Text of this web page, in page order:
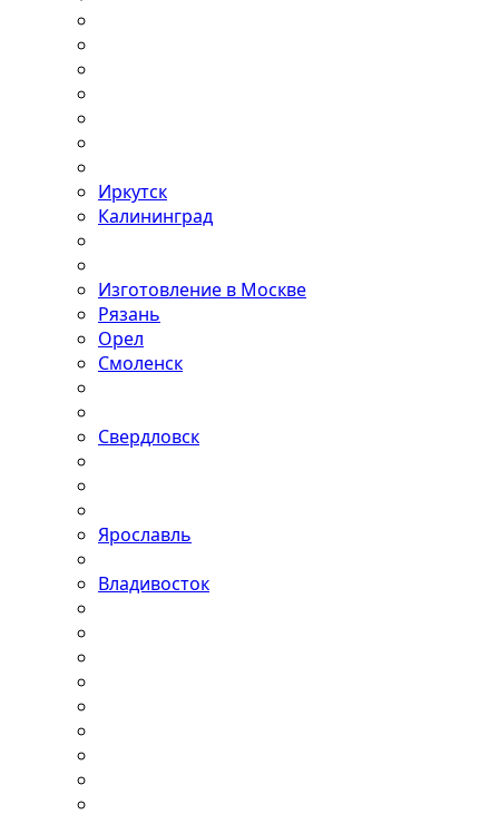
Иркутск
Калининград
Изготовление в Москве
Рязань
Орел
Смоленск
Свердловск
Ярославль
Владивосток